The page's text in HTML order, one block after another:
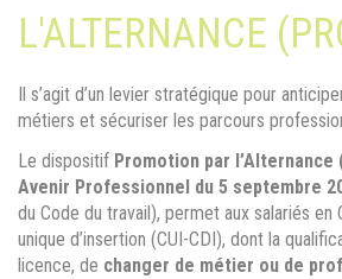
L'ALTERNANCE
Il s’agit d’un levier stratégique pour
métiers et sécuriser les parcours
Le dispositif Promotion par l’Alternance
Avenir Professionnel du 5 septembre
du Code du travail), permet aux salariés en
unique d’insertion (CUI-CDI), dont la
licence, de changer de métier ou de